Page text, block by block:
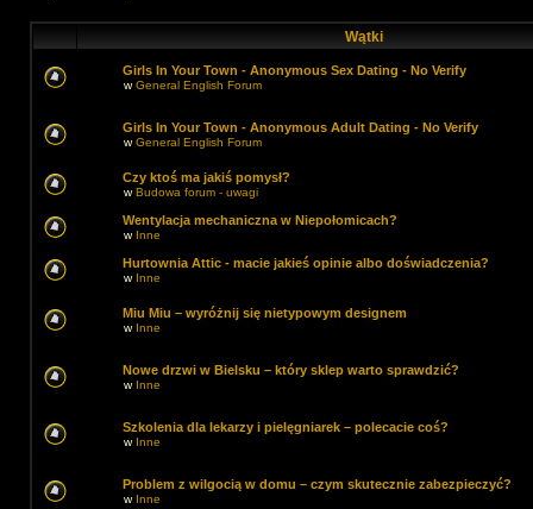
Wątki
Girls In Your Town - Anonymous Sex Dating - No Verify
wGeneral English Forum
Girls In Your Town - Anonymous Adult Dating - No Verify
wGeneral English Forum
Czy ktoś ma jakiś pomysł?
wBudowa forum - uwagi
Wentylacja mechaniczna w Niepołomicach?
w Inne
Hurtownia Attic - macie jakieś opinie albo doświadczenia?
w Inne
Miu Miu – wyróżnij się nietypowym designem
w Inne
Nowe drzwi w Bielsku – który sklep warto sprawdzić?
w Inne
Szkolenia dla lekarzy i pielęgniarek – polecacie coś?
w Inne
Problem z wilgocią w domu – czym skutecznie zabezpieczyć?
w Inne